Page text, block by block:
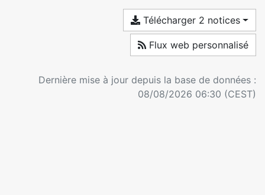
Télécharger 2 notices
Flux web personnalisé
Dernière mise à jour depuis la base de données :
08/08/2026 06:30 (CEST)